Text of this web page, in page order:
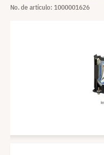
No. de artículo: 1000001626